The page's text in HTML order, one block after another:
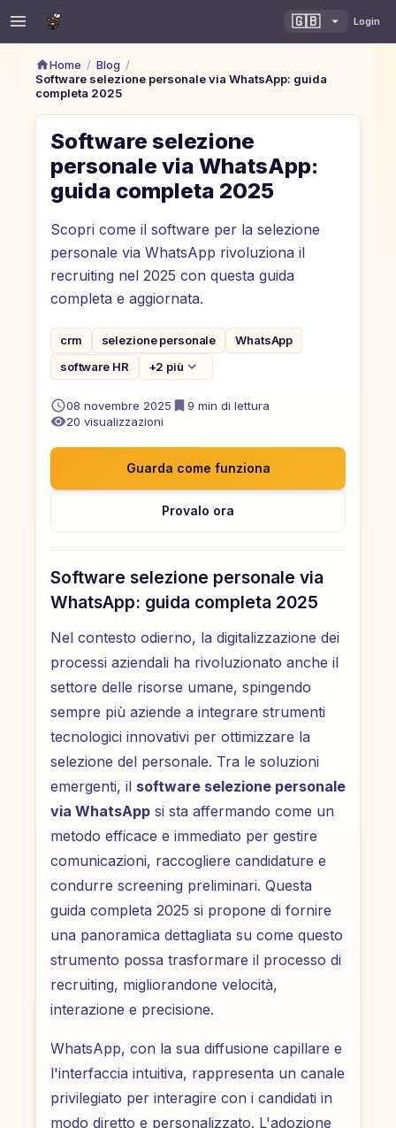
🇬🇧 Login
Home / Blog /
Software selezione personale via WhatsApp: guida
completa 2025
Software selezione
personale via WhatsApp:
guida completa 2025
Scopri come il software per la selezione
personale via WhatsApp rivoluziona il
recruiting nel 2025 con questa guida
completa e aggiornata.
crm selezione personale
WhatsApp
software HR
+2 più
08 novembre 2025 9 min di lettura
20 visualizzazioni
Guarda come funziona
Provalo ora
Software selezione personale via
WhatsApp: guida completa 2025
Nel contesto odierno, la digitalizzazione dei
processi aziendali ha rivoluzionato anche il
settore delle risorse umane, spingendo
sempre più aziende a integrare strumenti
tecnologici innovativi per ottimizzare la
selezione del personale. Tra le soluzioni
emergenti, il software selezione personale
via WhatsApp si sta affermando come un
metodo efficace e immediato per gestire
comunicazioni, raccogliere candidature e
condurre screening preliminari. Questa
guida completa 2025 si propone di fornire
una panoramica dettagliata su come questo
strumento possa trasformare il processo di
recruiting, migliorandone velocità,
interazione e precisione.
WhatsApp, con la sua diffusione capillare e
l'interfaccia intuitiva, rappresenta un canale
privilegiato per interagire con i candidati in
modo diretto e personalizzato. L'adozione